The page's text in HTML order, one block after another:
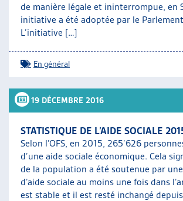
de manière légale et ininterrompue, en
initiative a été adoptée par le
L’initiative […]
En général
19 DÉCEMBRE 2016
STATISTIQUE DE L’AIDE SOCIALE
Selon l’OFS, en 2015, 265’626
d’une aide sociale économique. Cela
de la population a été soutenue par
d’aide sociale au moins une fois dans
est stable et il est resté inchangé